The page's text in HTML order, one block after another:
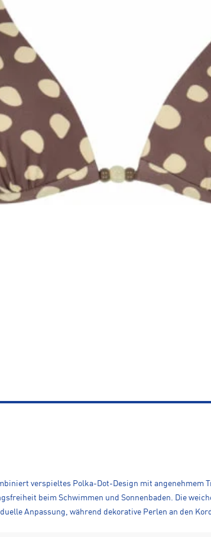
verspieltes Polka-Dot-Design mit
beim Schwimmen und Sonnenbaden. Die
Anpassung, während dekorative Perlen an den